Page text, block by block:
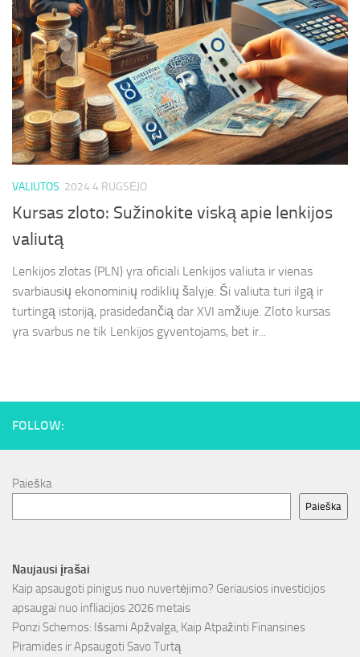
VALIUTOS 2024 4 RUGSĖJO
Kursas zloto: Sužinokite viską apie lenkijos
valiutą
Lenkijos zlotas (PLN) yra oficiali Lenkijos valiuta ir vienas
svarbiausių ekonominių rodiklių šalyje. Ši valiuta turi ilgą ir
turtingą istoriją, prasidedančią dar XVI amžiuje. Zloto kursas
yra svarbus ne tik Lenkijos gyventojams, bet ir...
FOLLOW:
Paieška
Paieška
Naujausi įrašai
Kaip apsaugoti pinigus nuo nuvertėjimo? Geriausios investicijos
apsaugai nuo infliacijos 2026 metais
Ponzi Schemos: Išsami Apžvalga, Kaip Atpažinti Finansines
Piramides ir Apsaugoti Savo Turtą